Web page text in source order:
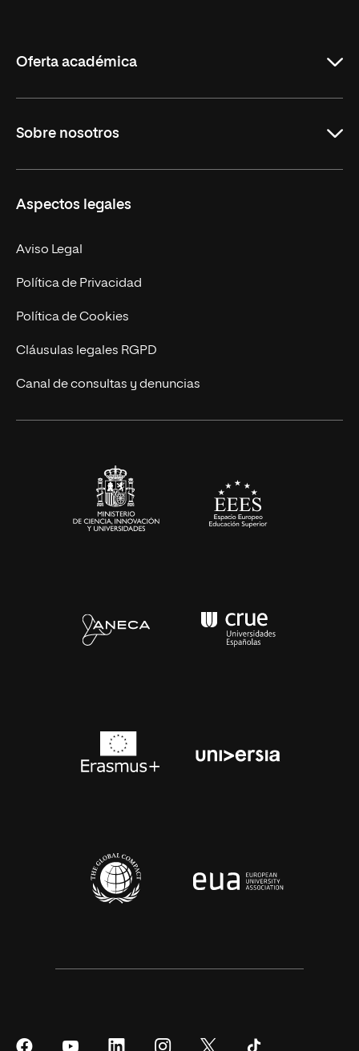
Oferta académica
Másteres Oficiales
Doctorados
Experto Universitario
Postgrados
Cursos Universitarios
Sobre nosotros
Facultades
Nuestro Equipo
Trabaja en UNIR
Actualidad
UNIR Revista
Eventos
Aspectos legales
Aviso Legal
Política de Privacidad
Política de Cookies
Cláusulas legales RGPD
Canal de consultas y denuncias
SíguenosSíguenos SíguenosSíguenos Síguenos